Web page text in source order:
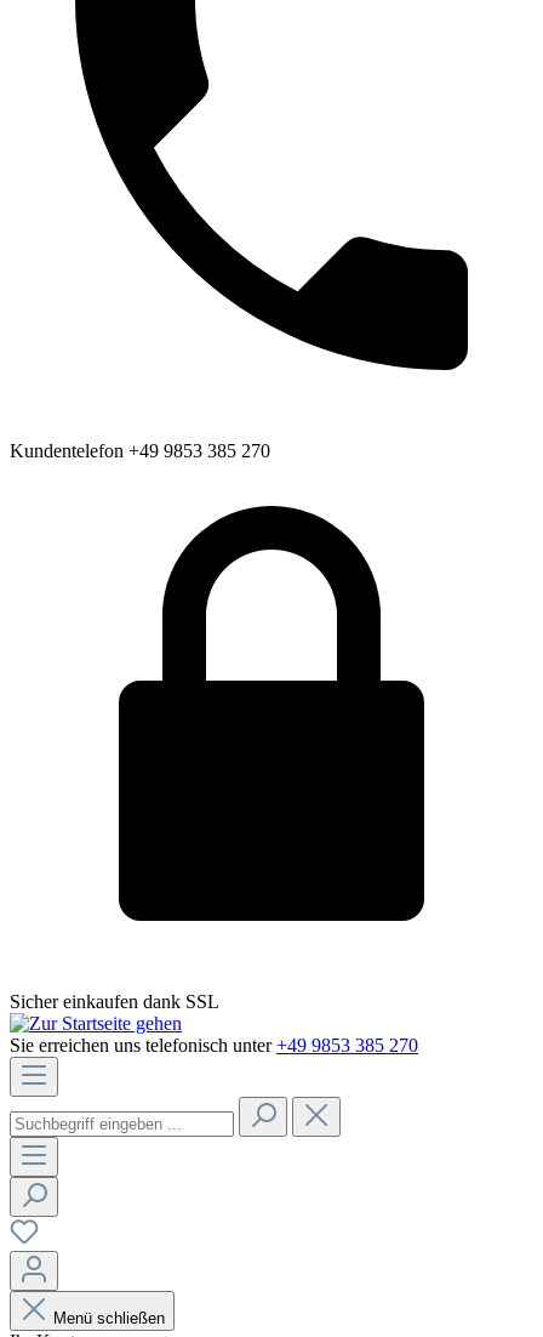
Kundentelefon +49 9853 385 270
Sicher einkaufen dank SSL
Sie erreichen uns telefonisch unter +49 9853 385 270
Menü schließen